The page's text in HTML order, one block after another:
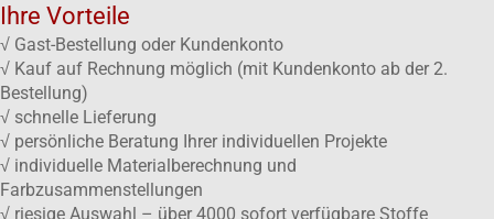
Ihre Vorteile
√ Gast-Bestellung oder Kundenkonto
√ Kauf auf Rechnung möglich (mit Kundenkonto ab der 2.
Bestellung)
√ schnelle Lieferung
√ persönliche Beratung Ihrer individuellen Projekte
√ individuelle Materialberechnung und
Farbzusammenstellungen
√ riesige Auswahl – über 4000 sofort verfügbare Stoffe